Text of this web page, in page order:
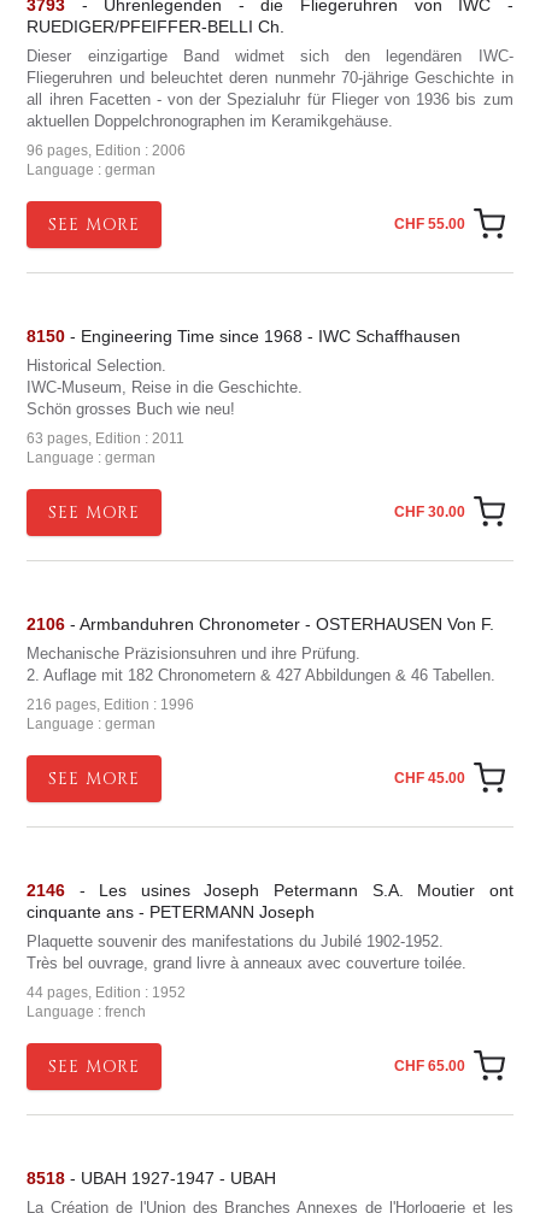
3793 - Uhrenlegenden - die Fliegeruhren von IWC -
RUEDIGER/PFEIFFER-BELLI Ch.
Dieser einzigartige Band widmet sich den legendären IWC-
Fliegeruhren und beleuchtet deren nunmehr 70-jährige Geschichte in
all ihren Facetten - von der Spezialuhr für Flieger von 1936 bis zum
aktuellen Doppelchronographen im Keramikgehäuse.
96 pages, Edition : 2006
Language : german
SEE MORE CHF 55.00
8150 - Engineering Time since 1968 - IWC Schaffhausen
Historical Selection.
IWC-Museum, Reise in die Geschichte.
Schön grosses Buch wie neu!
63 pages, Edition : 2011
Language : german
SEE MORE CHF 30.00
2106 - Armbanduhren Chronometer - OSTERHAUSEN Von F.
Mechanische Präzisionsuhren und ihre Prüfung.
2. Auflage mit 182 Chronometern & 427 Abbildungen & 46 Tabellen.
216 pages, Edition : 1996
Language : german
SEE MORE CHF 45.00
2146 - Les usines Joseph Petermann S.A. Moutier ont
cinquante ans - PETERMANN Joseph
Plaquette souvenir des manifestations du Jubilé 1902-1952.
Très bel ouvrage, grand livre à anneaux avec couverture toilée.
44 pages, Edition : 1952
Language : french
SEE MORE CHF 65.00
8518 - UBAH 1927-1947 - UBAH
La Création de l'Union des Branches Annexes de l'Horlogerie et les